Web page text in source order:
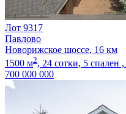
Лот 9317
Павлово
Новорижское шоссе, 16 км
1500 м2, 24 сотки, 5 спален ,
700 000 000